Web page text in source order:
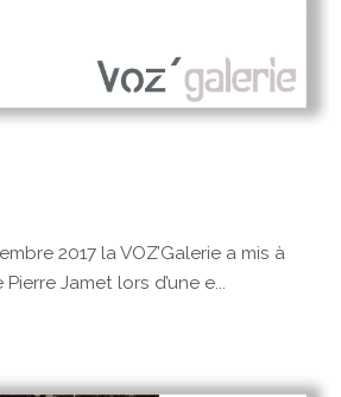
2017 la VOZ’Galerie a mis à
Jamet lors d’une e...